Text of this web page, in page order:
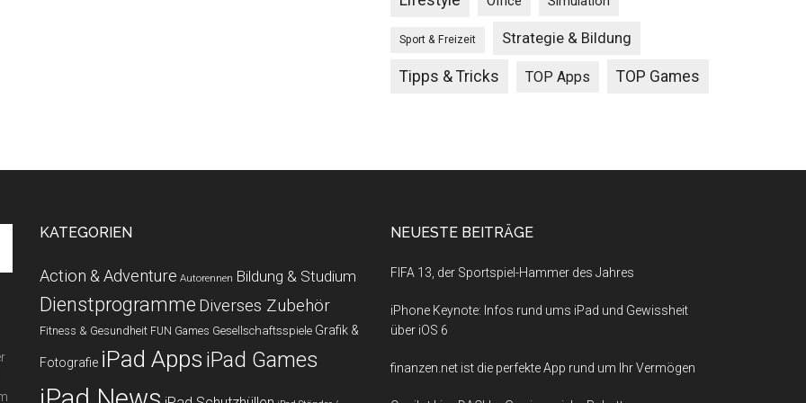
Sport & Freizeit Strategie & Bildung
Tipps & Tricks TOP Apps TOP Games
KATEGORIEN
Action & Adventure Autorennen Bildung & Studium
Dienstprogramme Diverses Zubehör
Fitness & Gesundheit FUN Games Gesellschaftsspiele Grafik &
Fotografie iPad Apps iPad Games
NEUESTE BEITRÄGE
FIFA 13, der Sportspiel-Hammer des Jahres
iPhone Keynote: Infos rund ums iPad und Gewissheit
über iOS 6
finanzen.net ist die perfekte App rund um Ihr Vermögen